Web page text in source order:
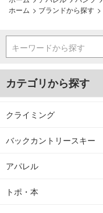
ホーム > ブランドから探す >
キーワードから探す
カテゴリから探す
クライミング
バックカントリースキー
アパレル
トポ・本